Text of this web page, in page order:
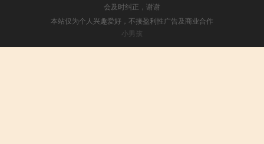
会及时纠正，谢谢
本站仅为个人兴趣爱好，不接盈利性广告及商业合作
小男孩